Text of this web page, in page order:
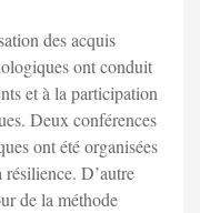
des acquis
ont conduit
et à la participation
Deux conférences
ont été organisées
D’autre
de la méthode